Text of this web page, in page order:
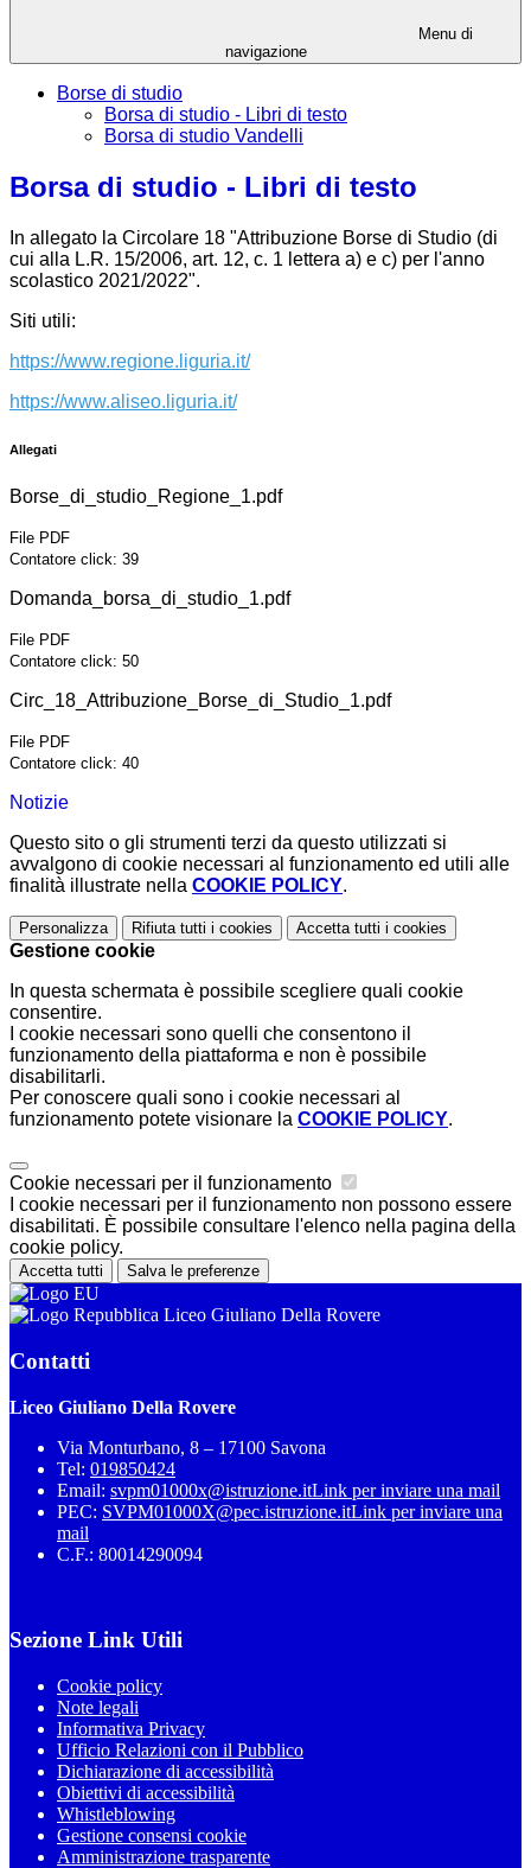
Menu di
navigazione
Borse di studio
Borsa di studio - Libri di testo
Borsa di studio Vandelli
Borsa di studio - Libri di testo
In allegato la Circolare 18 "Attribuzione Borse di Studio (di
cui alla L.R. 15/2006, art. 12, c. 1 lettera a) e c) per l'anno
scolastico 2021/2022".
Siti utili:
https://www.regione.liguria.it/
https://www.aliseo.liguria.it/
Allegati
Borse_di_studio_Regione_1.pdf
File PDF
Contatore click: 39
Domanda_borsa_di_studio_1.pdf
File PDF
Contatore click: 50
Circ_18_Attribuzione_Borse_di_Studio_1.pdf
File PDF
Contatore click: 40
Notizie
Questo sito o gli strumenti terzi da questo utilizzati si
avvalgono di cookie necessari al funzionamento ed utili alle
finalità illustrate nella COOKIE POLICY.
Personalizza Rifiuta tutti i cookies Accetta tutti i cookies
Gestione cookie
In questa schermata è possibile scegliere quali cookie
consentire.
I cookie necessari sono quelli che consentono il
funzionamento della piattaforma e non è possibile
disabilitarli.
Per conoscere quali sono i cookie necessari al
funzionamento potete visionare la COOKIE POLICY.
Cookie necessari per il funzionamento
I cookie necessari per il funzionamento non possono essere
disabilitati. È possibile consultare l'elenco nella pagina della
cookie policy.
Accetta tutti Salva le preferenze
Liceo Giuliano Della Rovere
Contatti
Liceo Giuliano Della Rovere
Via Monturbano, 8 – 17100 Savona
Tel: 019850424
Email: svpm01000x@istruzione.itLink per inviare una mail
PEC: SVPM01000X@pec.istruzione.itLink per inviare una
mail
C.F.: 80014290094
Sezione Link Utili
Cookie policy
Note legali
Informativa Privacy
Ufficio Relazioni con il Pubblico
Dichiarazione di accessibilità
Obiettivi di accessibilità
Whistleblowing
Gestione consensi cookie
Amministrazione trasparente